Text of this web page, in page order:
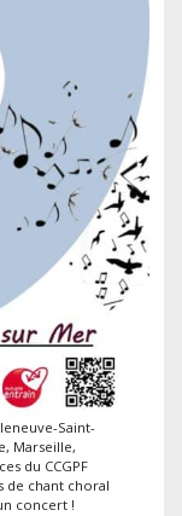
Saint-
Marseille,
du CCGPF
de chant choral
concert !